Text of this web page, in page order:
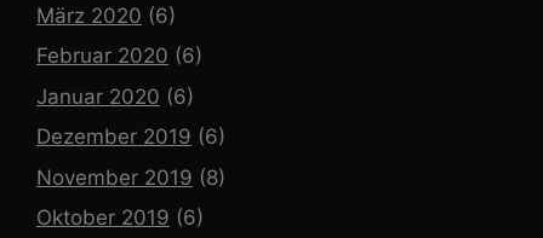
März 2020 (6)
Februar 2020 (6)
Januar 2020 (6)
Dezember 2019 (6)
November 2019 (8)
Oktober 2019 (6)